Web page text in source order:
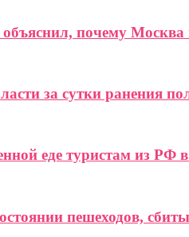
почему Москва
за сутки ранения
еде туристам из РФ
пешеходов,